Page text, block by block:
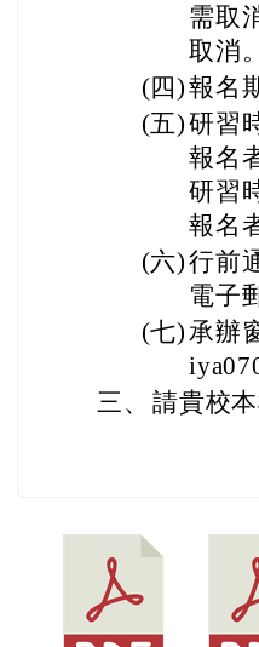
需取
取消。
(四)報名
(五)研習
報名
研習
報名
(六)行前
電子
(七)承辦
三、 請貴校